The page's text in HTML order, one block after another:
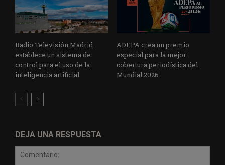
Radio Televisión Madrid
establece un sistema de
control para el uso de la
inteligencia artificial
ADEPA crea un premio
especial para la mejor
cobertura periodística del
Mundial 2026
DEJA UNA RESPUESTA